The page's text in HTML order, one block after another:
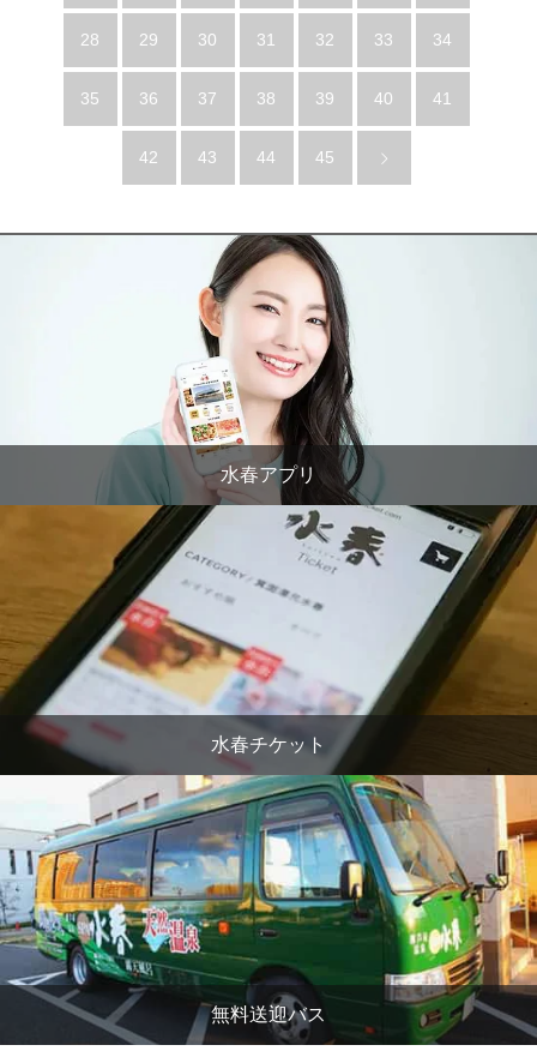
28 29 30 31 32 33 34
35 36 37 38 39 40 41
42 43 44 45
水春アプリ
水春チケット
無料送迎バス